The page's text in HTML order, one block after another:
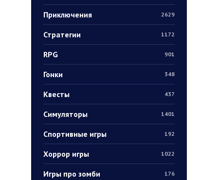
Приключения 2629
Стратегии 1172
RPG 901
Гонки 348
Квесты 437
Симуляторы 1401
Спортивные игры 192
Хоррор игры 1022
Игры про зомби 176